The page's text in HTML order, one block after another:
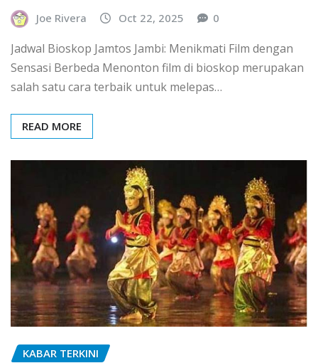
Joe Rivera Oct 22, 2025 0
Jadwal Bioskop Jamtos Jambi: Menikmati Film dengan
Sensasi Berbeda Menonton film di bioskop merupakan
salah satu cara terbaik untuk melepas…
READ MORE
KABAR TERKINI